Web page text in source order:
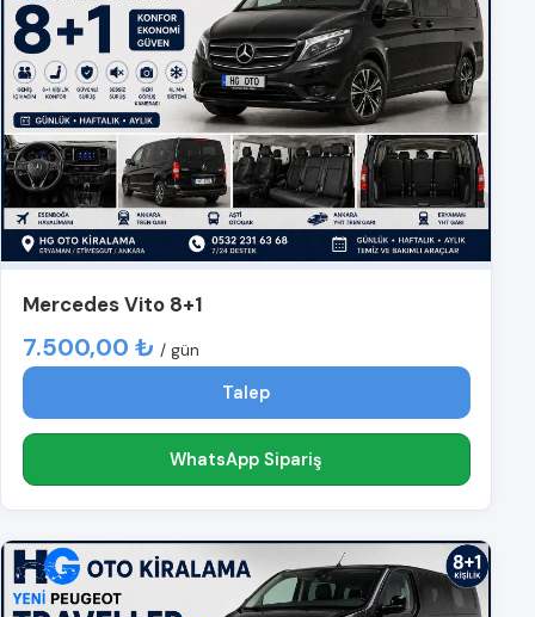
Mercedes Vito 8+1
7.500,00 ₺ / gün
Talep
WhatsApp Sipariş